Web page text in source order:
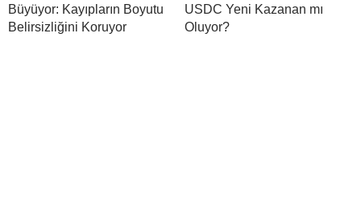
Büyüyor: Kayıpların Boyutu
Belirsizliğini Koruyor
USDC Yeni Kazanan mı
Oluyor?